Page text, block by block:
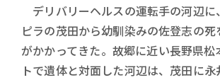
デリバリーヘルスの運転手の河辺に
ピラの茂田から幼馴染みの佐登志の
がかかってきた。故郷に近い長野県松
トで遺体と対面した河辺は、茂田に